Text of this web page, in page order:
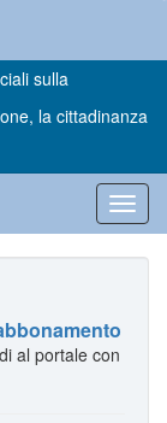
sulla
la cittadinanza
al portale con